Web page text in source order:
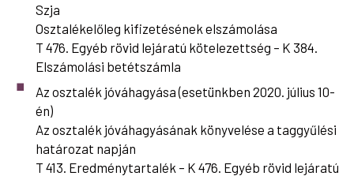
Szja
Osztalékelőleg kifizetésének elszámolása
T 476. Egyéb rövid lejáratú kötelezettség – K 384.
Elszámolási betétszámla
Az osztalék jóváhagyása (esetünkben 2020. július 10-
én)
Az osztalék jóváhagyásának könyvelése a taggyűlési
határozat napján
T 413. Eredménytartalék – K 476. Egyéb rövid lejáratú